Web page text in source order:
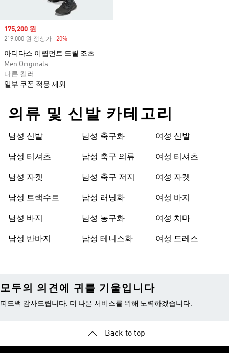
Sale price
175,200 원
219,000 원 정상가 -20%
아디다스 이큅먼트 드릴 조츠
Men Originals
다른 컬러
일부 쿠폰 적용 제외
의류 및 신발 카테고리
남성 신발
남성 티셔츠
남성 자켓
남성 트랙수트
남성 바지
남성 반바지
남성 축구화
남성 축구 의류
남성 축구 저지
남성 러닝화
남성 농구화
남성 테니스화
여성 신발
여성 티셔츠
여성 자켓
여성 바지
여성 치마
여성 드레스
모두의 의견에 귀를 기울입니다
피드백 감사드립니다. 더 나은 서비스를 위해 노력하겠습니다.
Back to top